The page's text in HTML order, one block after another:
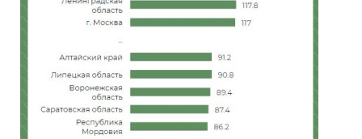
Финансовые показатели:
Показатели по проекту в целом
(без привлечения кредитов)
Необходимые инвестиции